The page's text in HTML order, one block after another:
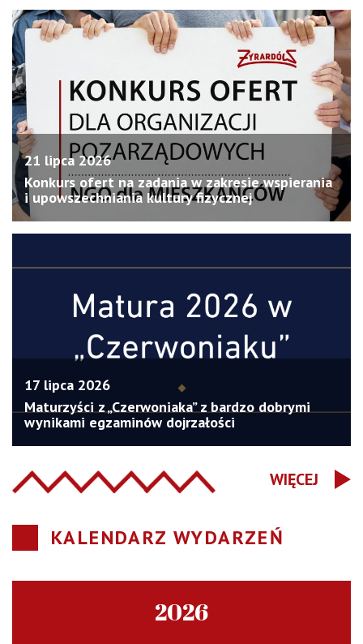
21 lipca 2026
Konkurs ofert na zadania w zakresie wspierania
i upowszechniania kultury fizycznej
17 lipca 2026
Maturzyści z „Czerwoniaka” z bardzo dobrymi
wynikami egzaminów dojrzałości
WIĘCEJ
KALENDARZ WYDARZEŃ
2026